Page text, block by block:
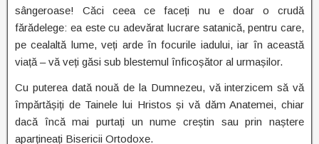
sângeroase! Căci ceea ce faceți nu e doar o crudă
fărădelege: ea este cu adevărat lucrare satanică, pentru care,
pe cealaltă lume, veți arde în focurile iadului, iar în această
viață – vă veți găsi sub blestemul înficoșător al urmașilor.
Cu puterea dată nouă de la Dumnezeu, vă interzicem să vă
împărtășiți de Tainele lui Hristos și vă dăm Anatemei, chiar
dacă încă mai purtați un nume creștin sau prin naștere
aparțineați Bisericii Ortodoxe.